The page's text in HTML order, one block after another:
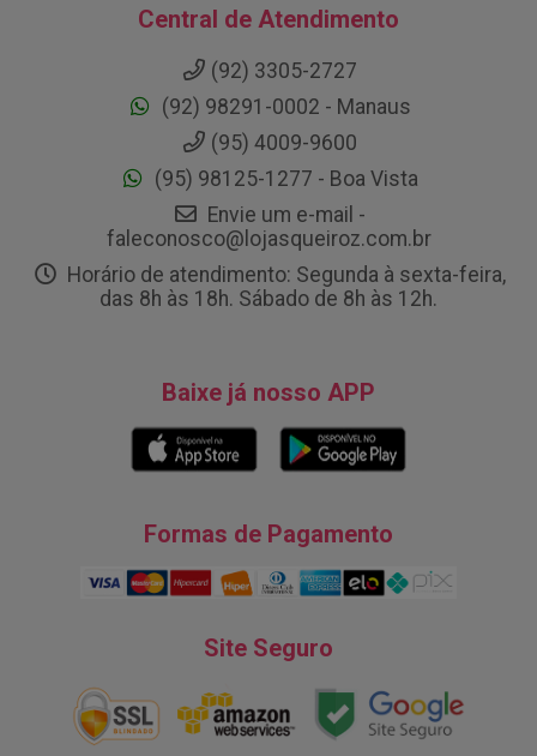
Central de Atendimento
(92) 3305-2727
(92) 98291-0002 - Manaus
(95) 4009-9600
(95) 98125-1277 - Boa Vista
Envie um e-mail -
faleconosco@lojasqueiroz.com.br
Horário de atendimento: Segunda à sexta-feira,
das 8h às 18h. Sábado de 8h às 12h.
Baixe já nosso APP
Formas de Pagamento
Site Seguro